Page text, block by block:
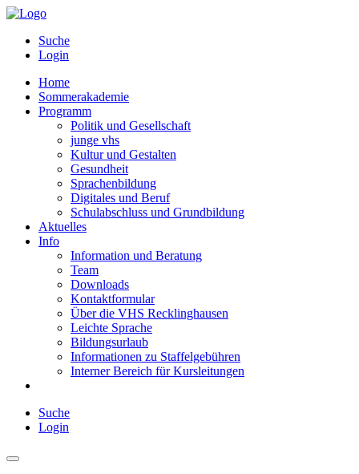
Suche
Login
Home
Sommerakademie
Programm
Politik und Gesellschaft
junge vhs
Kultur und Gestalten
Gesundheit
Sprachenbildung
Digitales und Beruf
Schulabschluss und Grundbildung
Aktuelles
Info
Information und Beratung
Team
Downloads
Kontaktformular
Über die VHS Recklinghausen
Leichte Sprache
Bildungsurlaub
Informationen zu Staffelgebühren
Interner Bereich für Kursleitungen
Suche
Login